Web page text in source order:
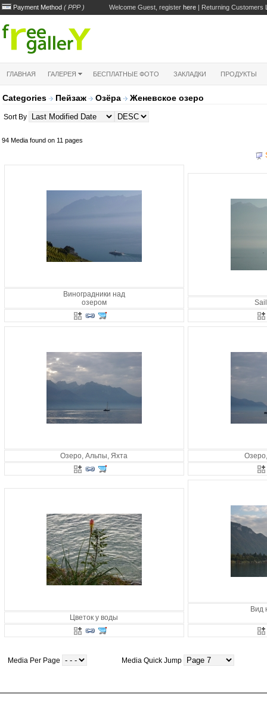
Payment Method ( PPP ) Welcome Guest, register here | Returning Customers
ГЛАВНАЯ ГАЛЕРЕЯ БЕСПЛАТНЫЕ ФОТО ЗАКЛАДКИ ПРОДУКТЫ
Categories Пейзаж Озёра Женевское озеро
Sort By
94 Media found on 11 pages
Виноградники над
озером
Озеро, Альпы, Яхта
Цветок у воды
Вид
Media Per Page Media Quick Jump